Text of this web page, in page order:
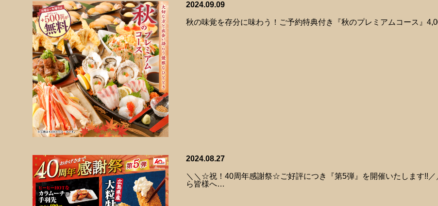
2024.09.09
秋の味覚を存分に味わう！ご予約特典付き『秋のプレミアムコース』
2024.08.27
＼＼☆祝！40周年感謝祭☆ご好評につき『第5弾』を開催いたします!!
ら皆様へ…